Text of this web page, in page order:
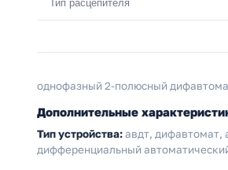
Тип расцепителя
однофазный 2-полюсный
Дополнительные
Тип устройства:авдт, дифавтомат,
дифференциальный